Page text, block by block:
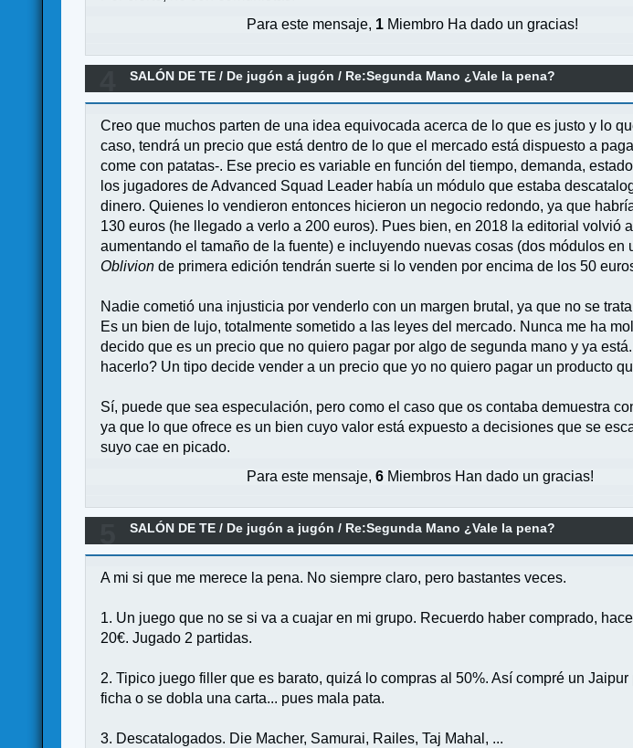
Para este mensaje, 1 Miembro Ha dado un gracias!
SALÓN DE TE / De jugón a jugón / Re:Segunda Mano ¿Vale la pena?
Creo que muchos parten de una idea equivocada acerca de lo que es justo y lo
caso, tendrá un precio que está dentro de lo que el mercado está dispuesto a
come con patatas-. Ese precio es variable en función del tiempo, demanda,
los jugadores de Advanced Squad Leader había un módulo que estaba
dinero. Quienes lo vendieron entonces hicieron un negocio redondo, ya que
130 euros (he llegado a verlo a 200 euros). Pues bien, en 2018 la editorial
aumentando el tamaño de la fuente) e incluyendo nuevas cosas (dos módulos
Oblivion de primera edición tendrán suerte si lo venden por encima de los 50
Nadie cometió una injusticia por venderlo con un margen brutal, ya que no se
Es un bien de lujo, totalmente sometido a las leyes del mercado. Nunca me ha
decido que es un precio que no quiero pagar por algo de segunda mano y ya
hacerlo? Un tipo decide vender a un precio que yo no quiero pagar un producto
Sí, puede que sea especulación, pero como el caso que os contaba demuestra
ya que lo que ofrece es un bien cuyo valor está expuesto a decisiones que se
suyo cae en picado.
Para este mensaje,6 Miembros Han dado un gracias!
SALÓN DE TE / De jugón a jugón / Re:Segunda Mano ¿Vale la pena?
A mi si que me merece la pena. No siempre claro, pero bastantes veces.
1. Un juego que no se si va a cuajar en mi grupo. Recuerdo haber comprado,
20€. Jugado 2 partidas.
2. Tipico juego filler que es barato, quizá lo compras al 50%. Así compré un
ficha o se dobla una carta... pues mala pata.
3. Descatalogados. Die Macher, Samurai, Railes, Taj Mahal, ...